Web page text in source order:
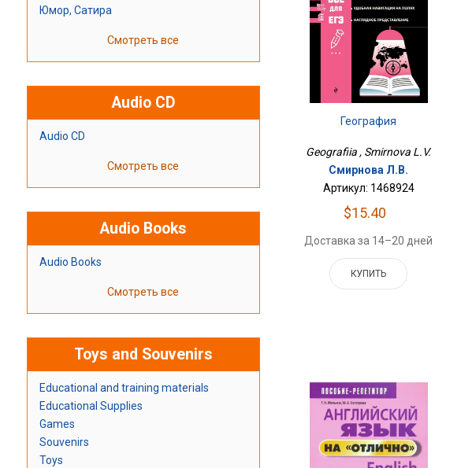
Юмор, Сатира
Смотреть все
Audio CD
Audio CD
Смотреть все
Audio Books
Audio Books
Смотреть все
Toys and Souvenirs
Educational and training materials
Educational Supplies
Games
Souvenirs
Toys
География
Geografiia , Smirnova L.V.
Смирнова Л.В.
Артикул: 1468924
$15.40
Доставка за 14–20 дней
КУПИТЬ